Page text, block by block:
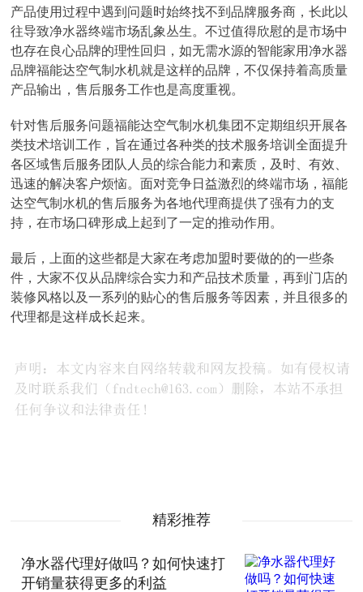
产品使用过程中遇到问题时始终找不到品牌服务商，长此以
往导致净水器终端市场乱象丛生。不过值得欣慰的是市场中
也存在良心品牌的理性回归，如无需水源的智能家用净水器
品牌福能达空气制水机就是这样的品牌，不仅保持着高质量
产品输出，售后服务工作也是高度重视。
针对售后服务问题福能达空气制水机集团不定期组织开展各
类技术培训工作，旨在通过各种类的技术服务培训全面提升
各区域售后服务团队人员的综合能力和素质，及时、有效、
迅速的解决客户烦恼。面对竞争日益激烈的终端市场，福能
达空气制水机的售后服务为各地代理商提供了强有力的支
持，在市场口碑形成上起到了一定的推动作用。
最后，上面的这些都是大家在考虑加盟时要做的的一些条
件，大家不仅从品牌综合实力和产品技术质量，再到门店的
装修风格以及一系列的贴心的售后服务等因素，并且很多的
代理都是这样成长起来。
精彩推荐
净水器代理好做吗？如何快速打
开销量获得更多的利益